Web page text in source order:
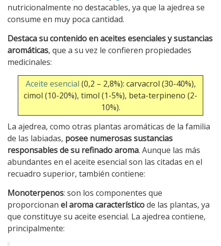
nutricionalmente no destacables, ya que la ajedrea se
consume en muy poca cantidad.
Destaca su contenido en aceites esenciales y sustancias
aromáticas, que a su vez le confieren propiedades
medicinales:
Aceite esencial (0,2 – 2,8%): carvacrol (30-40%),
cimol (10-20%), timol (1-5%), beta-terpineno (2-
10%).
La ajedrea, como otras plantas aromáticas de la familia
de las labiadas, posee numerosas sustancias
responsables de su refinado aroma. Aunque las más
abundantes en el aceite esencial son las citadas en el
recuadro superior, también contiene:
Monoterpenos: son los componentes que
proporcionan el aroma característicode las plantas, ya
que constituye su aceite esencial. La ajedrea contiene,
principalmente: